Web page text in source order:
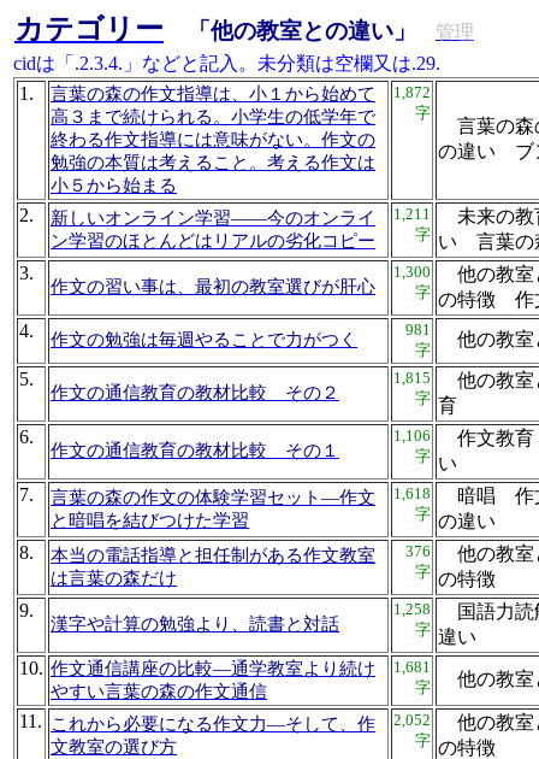
カテゴリー 「他の教室との違い」
管理
cidは「.2.3.4.」などと記入。未分類は空欄又は.29.
1.
言葉の森の作文指導は、小１から始めて
高３まで続けられる。小学生の低学年で
終わる作文指導には意味がない。作文の
勉強の本質は考えること。考える作文は
小５から始まる
1,872
字
言葉の森
の違い
2.
新しいオンライン学習――今のオンライ
ン学習のほとんどはリアルの劣化コピー
1,211
字
未来の教
い 言葉
3.
作文の習い事は、最初の教室選びが肝心
1,300
字
他の教室
の特徴
4.
作文の勉強は毎週やることで力がつく
981
字
他の教
5.
作文の通信教育の教材比較 その２
1,815
字
他の教室
育
6.
作文の通信教育の教材比較 その１
1,106
字
作文教育
い
7.
言葉の森の作文の体験学習セット―作文
と暗唱を結びつけた学習
1,618
字
暗唱 作
の違い
8.
本当の電話指導と担任制がある作文教室
は言葉の森だけ
376
字
他の教室
の特徴
9.
漢字や計算の勉強より、読書と対話
1,258
字
国語力読
違い
10. 作文通信講座の比較―通学教室より続け
やすい言葉の森の作文通信
1,681
字
他の教
11.
これから必要になる作文力―そして、作
文教室の選び方
2,052
字
他の教室
の特徴